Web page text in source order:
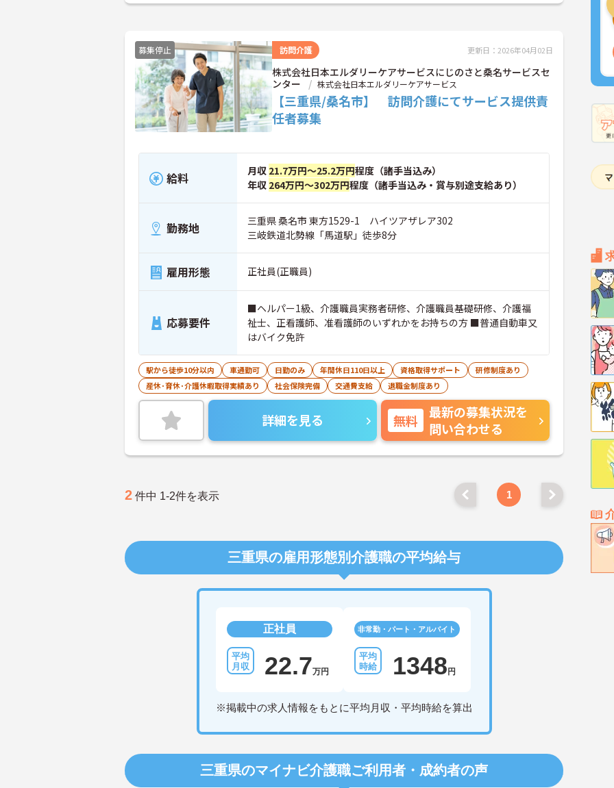
募集停止 訪問介護 更新日：2026年04月02日
株式会社日本エルダリーケアサービスにじのさと桑名サービスセ
ンター
株式会社日本エルダリーケアサービス
【三重県/桑名市】 訪問介護にてサービス提供責
任者募集
給料 月収 21.7万円～25.2万円程度（諸手当込み）
年収 264万円～302万円程度（諸手当込み・賞与別途支給あり）
勤務地
三重県 桑名市 東方1529-1 ハイツアザレア302
三岐鉄道北勢線「馬道駅」徒歩8分
雇用形態 正社員(正職員)
応募要件
■ヘルパー1級、介護職員実務者研修、介護職員基礎研修、介護福
祉士、正看護師、准看護師のいずれかをお持ちの方 ■普通自動車又
はバイク免許
駅から徒歩10分以内 車通勤可 日勤のみ 年間休日110日以上 資格取得サポート
研修制度あり
産休･育休･介護休暇取得実績あり
社会保険完備 交通費支給 退職金制度あり
詳細を見る 無料
最新の募集状況を
問い合わせる
2 件中 1-2件を表示 1
三重県の雇用形態別介護職の平均給与
正社員
22.7万円
非常勤・パート・アルバイト
1348 円
※掲載中の求人情報をもとに平均月収・平均時給を算出
三重県のマイナビ介護職ご利用者・成約者の声